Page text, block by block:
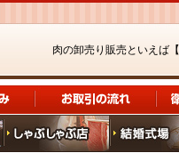
肉の卸売り販売といえば【